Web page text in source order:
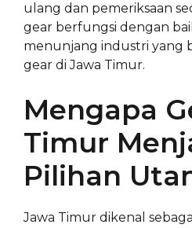
ulang dan pemeriksaan
gear berfungsi dengan
menunjang industri yang
gear di Jawa Timur.
Mengapa
Timur
Pilihan
Jawa Timur dikenal